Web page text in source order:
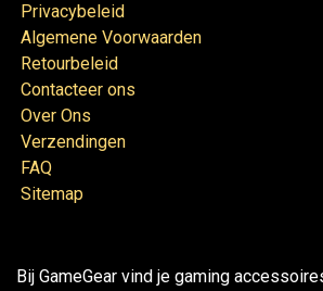
Privacybeleid
Algemene Voorwaarden
Retourbeleid
Contacteer ons
Over Ons
Verzendingen
FAQ
Sitemap
Bij GameGear vind je gaming